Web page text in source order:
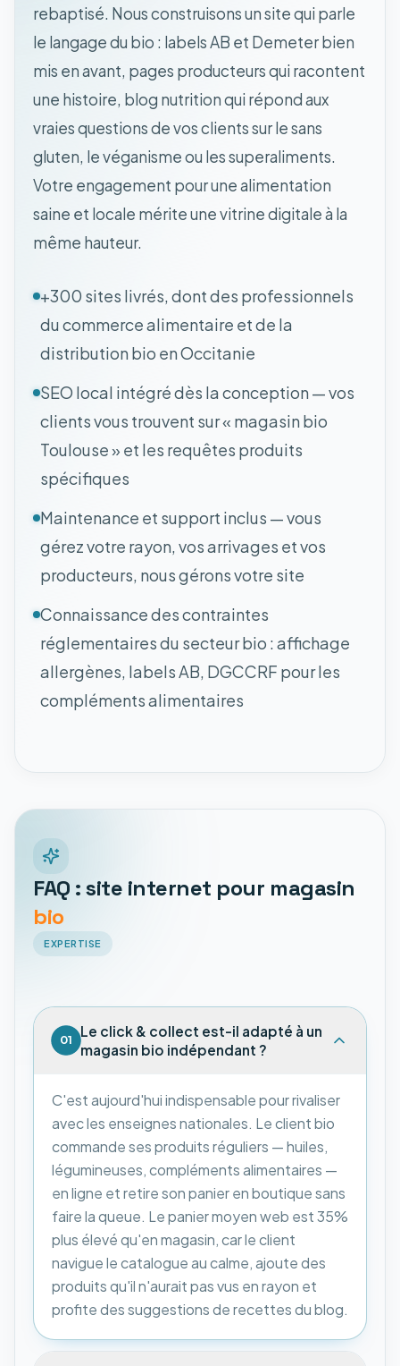
rebaptisé. Nous construisons un site qui parle
le langage du bio : labels AB et Demeter bien
mis en avant, pages producteurs qui racontent
une histoire, blog nutrition qui répond aux
vraies questions de vos clients sur le sans
gluten, le véganisme ou les superaliments.
Votre engagement pour une alimentation
saine et locale mérite une vitrine digitale à la
même hauteur.
+300 sites livrés, dont des professionnels
du commerce alimentaire et de la
distribution bio en Occitanie
SEO local intégré dès la conception — vos
clients vous trouvent sur « magasin bio
Toulouse » et les requêtes produits
spécifiques
Maintenance et support inclus — vous
gérez votre rayon, vos arrivages et vos
producteurs, nous gérons votre site
Connaissance des contraintes
réglementaires du secteur bio : affichage
allergènes, labels AB, DGCCRF pour les
compléments alimentaires
FAQ : site internet pour magasin
bio
EXPERTISE
01
Le click & collect est-il adapté à un
magasin bio indépendant ?
C'est aujourd'hui indispensable pour rivaliser
avec les enseignes nationales. Le client bio
commande ses produits réguliers — huiles,
légumineuses, compléments alimentaires —
en ligne et retire son panier en boutique sans
faire la queue. Le panier moyen web est 35%
plus élevé qu'en magasin, car le client
navigue le catalogue au calme, ajoute des
produits qu'il n'aurait pas vus en rayon et
profite des suggestions de recettes du blog.